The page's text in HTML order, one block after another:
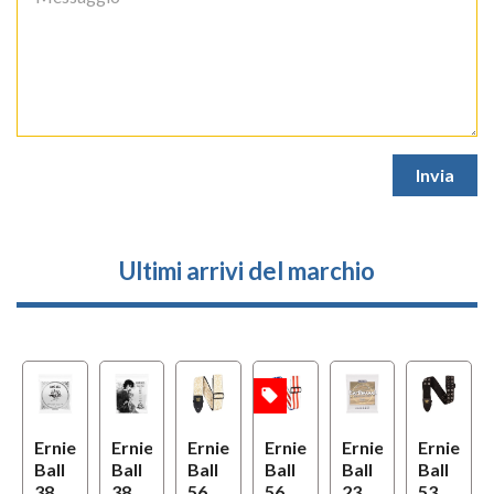
Ultimi arrivi del marchio
Ernie
Ball
Ernie
Ball
Ernie
Ball
Ernie
Ball
OFFERTA local_offer
Ernie
Ball
Ernie
Ball
OFFERTA